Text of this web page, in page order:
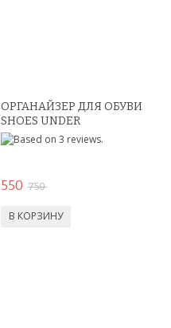
ОРГАНАЙЗЕР ДЛЯ ОБУВИ
SHOES UNDER
550 750